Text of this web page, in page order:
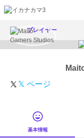
プレイヤー
𝕏 ページ
基本情報